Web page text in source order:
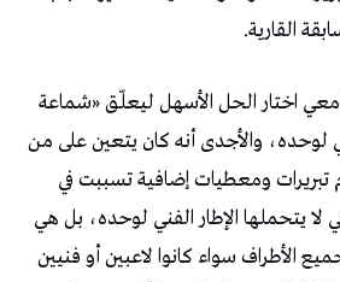
القارية.
اختار الحل الأسهل ليعلّق «شماعة
لوحده، والأجدى أنه كان يتعين على من
تبريرات ومعطيات إضافية تسببت في
يتحملها الإطار الفني لوحده، بل هي
الأطراف سواء كانوا لاعبين أو فنيين